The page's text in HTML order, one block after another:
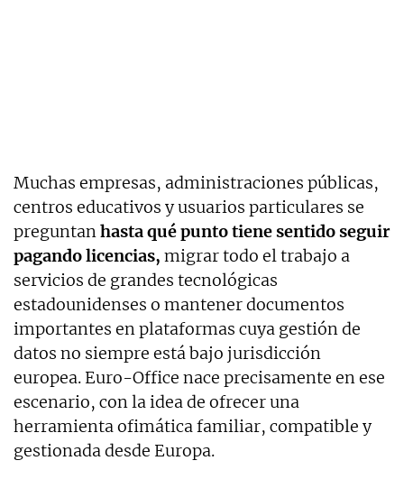
Muchas empresas, administraciones públicas,
centros educativos y usuarios particulares se
preguntanhasta qué punto tiene sentido seguir
pagando licencias, migrar todo el trabajo a
servicios de grandes tecnológicas
estadounidenses o mantener documentos
importantes en plataformas cuya gestión de
datos no siempre está bajo jurisdicción
europea. Euro-Office nace precisamente en ese
escenario, con la idea de ofrecer una
herramienta ofimática familiar, compatible y
gestionada desde Europa.